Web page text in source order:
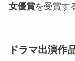
女優賞を受賞す
ドラマ出演作